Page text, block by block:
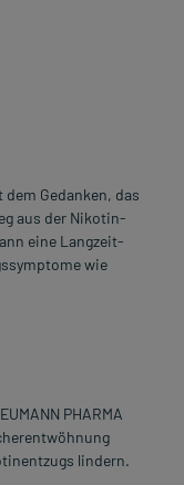
Gedanken, das
aus der Nikotin-
eine Langzeit-
wie
PHARMA
lindern.